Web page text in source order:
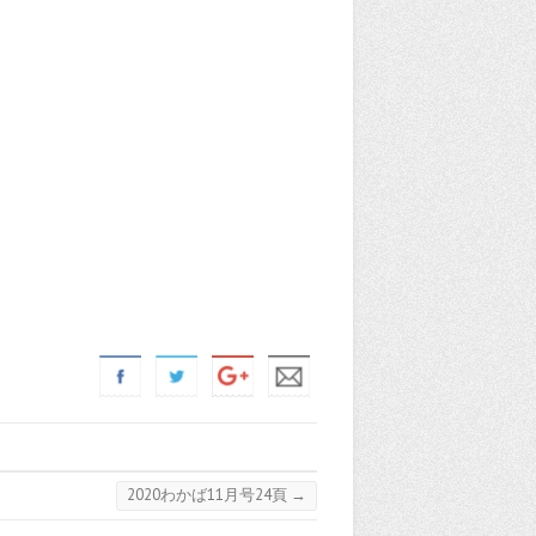
2020わかば11月号24頁 →